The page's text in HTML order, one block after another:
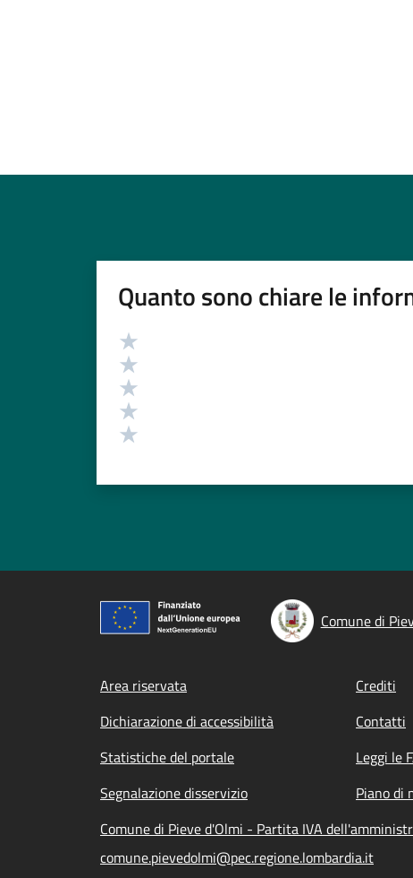
Quanto sono chiare le
Valutazione
Comune di
Footer menu
Area riservata Crediti
Dichiarazione di accessibilità
Contatti
Statistiche del portale
Leggi le
Segnalazione disservizio
Piano di
Comune di Pieve d'Olmi - Partita IVA
comune.pievedolmi@pec.regione.lombardia.it